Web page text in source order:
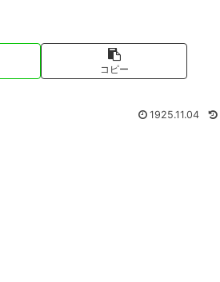
コピー
1925.11.04